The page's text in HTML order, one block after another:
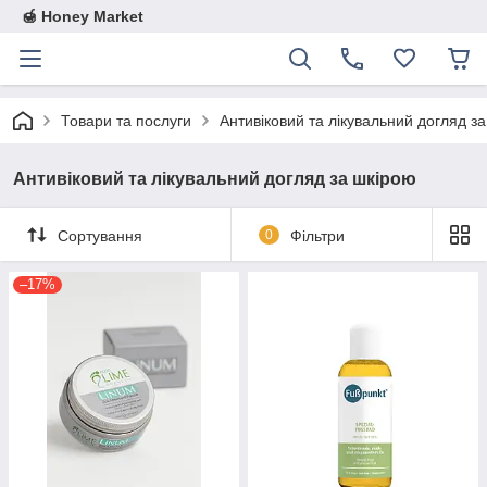
🍯 Honey Market
Товари та послуги Антивіковий та лікувальний догляд
Антивіковий та лікувальний догляд за шкірою
Сортування 0 Фільтри
–17%